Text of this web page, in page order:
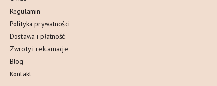
Regulamin
Polityka prywatności
Dostawa i płatność
Zwroty i reklamacje
Blog
Kontakt